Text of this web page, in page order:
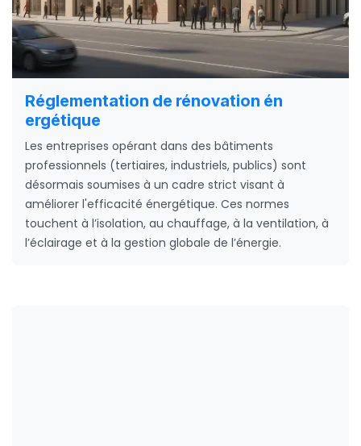
Réglementation de rénovation én
ergétique
Les entreprises opérant dans des bâtiments
professionnels (tertiaires, industriels, publics) sont
désormais soumises à un cadre strict visant à
améliorer l'efficacité énergétique. Ces normes
touchent à l’isolation, au chauffage, à la ventilation, à
l’éclairage et à la gestion globale de l’énergie.